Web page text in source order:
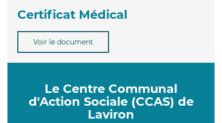
Certificat Médical
Voir le document
Le Centre Communal
d'Action Sociale (CCAS) de
Laviron